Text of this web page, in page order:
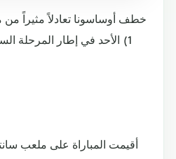
1) الأحد في إطار المرحلة
أقيمت المباراة على ملعب